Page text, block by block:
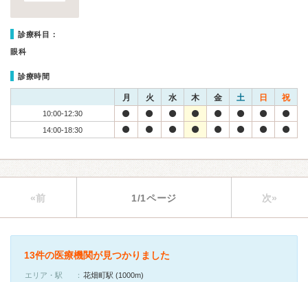
診療科目：
眼科
診療時間
月 火 水 木 金 土 日 祝
10:00-12:30
14:00-18:30
«前 1/1ページ 次»
13件の医療機関が見つかりました
エリア・駅
花畑町駅 (1000m)